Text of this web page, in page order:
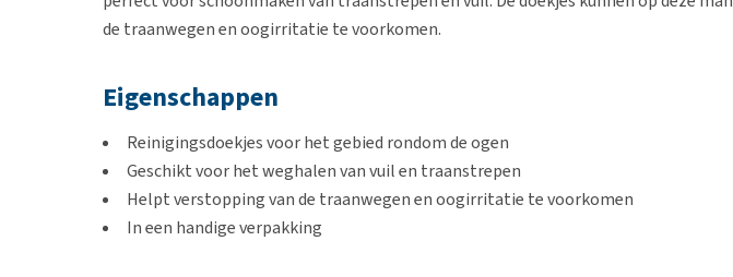
de traanwegen en oogirritatie te voorkomen.
Eigenschappen
Reinigingsdoekjes voor het gebied rondom de ogen
Geschikt voor het weghalen van vuil en traanstrepen
Helpt verstopping van de traanwegen en oogirritatie te voorkomen
In een handige verpakking